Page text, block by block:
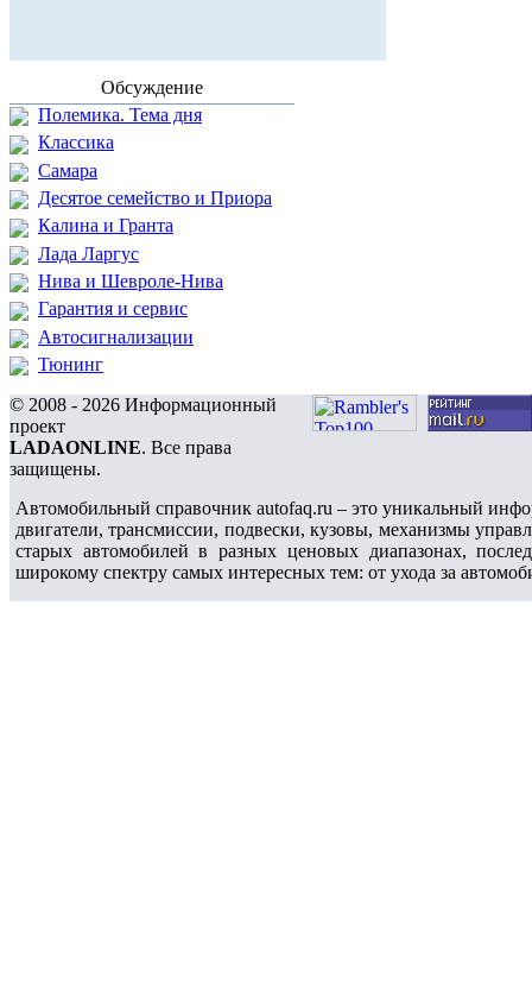
Обсуждение
Полемика. Тема дня
Классика
Самара
Десятое семейство и Приора
Калина и Гранта
Лада Ларгус
Нива и Шевроле-Нива
Гарантия и сервис
Автосигнализации
Тюнинг
© 2008 - 2026 Информационный
проект
LADAONLINE. Все права
защищены.
Автомобильный справочник autofaq.ru – это уникальный
двигатели, трансмиссии, подвески, кузовы, механизмы
старых автомобилей в разных ценовых диапазонах,
широкому спектру самых интересных тем: от ухода за